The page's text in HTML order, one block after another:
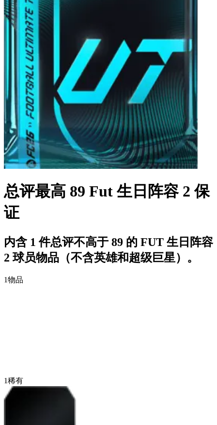
总评最高 89 Fut 生日阵容 2 保
证
内含 1 件总评不高于 89 的 FUT 生日阵容
2 球员物品（不含英雄和超级巨星）。
1物品
1稀有